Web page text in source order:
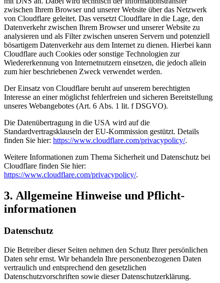
zwischen Ihrem Browser und unserer Website über das Netzwerk
von Cloudflare geleitet. Das versetzt Cloudflare in die Lage, den
Datenverkehr zwischen Ihrem Browser und unserer Website zu
analysieren und als Filter zwischen unseren Servern und potenziell
bösartigem Datenverkehr aus dem Internet zu dienen. Hierbei kann
Cloudflare auch Cookies oder sonstige Technologien zur
Wiedererkennung von Internetnutzern einsetzen, die jedoch allein
zum hier beschriebenen Zweck verwendet werden.
Der Einsatz von Cloudflare beruht auf unserem berechtigten
Interesse an einer möglichst fehlerfreien und sicheren Bereitstellung
unseres Webangebotes (Art. 6 Abs. 1 lit. f DSGVO).
Die Datenübertragung in die USA wird auf die
Standardvertragsklauseln der EU-Kommission gestützt. Details
finden Sie hier: https://www.cloudflare.com/privacypolicy/.
Weitere Informationen zum Thema Sicherheit und Datenschutz bei
Cloudflare finden Sie hier:
https://www.cloudflare.com/privacypolicy/.
3. Allgemeine Hinweise und Pflicht­
informationen
Datenschutz
Die Betreiber dieser Seiten nehmen den Schutz Ihrer persönlichen
Daten sehr ernst. Wir behandeln Ihre personenbezogenen Daten
vertraulich und entsprechend den gesetzlichen
Datenschutzvorschriften sowie dieser Datenschutzerklärung.